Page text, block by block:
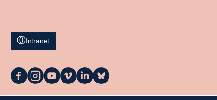
Intranet
La
sur
La
sur
La
sur
La
sur
La
sur
La
sur